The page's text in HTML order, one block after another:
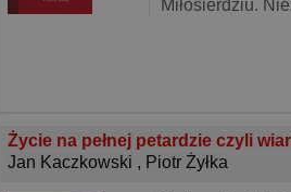
Miłosierdziu.
Życie na pełnej petardzie czyli
Jan Kaczkowski , Piotr Żyłka